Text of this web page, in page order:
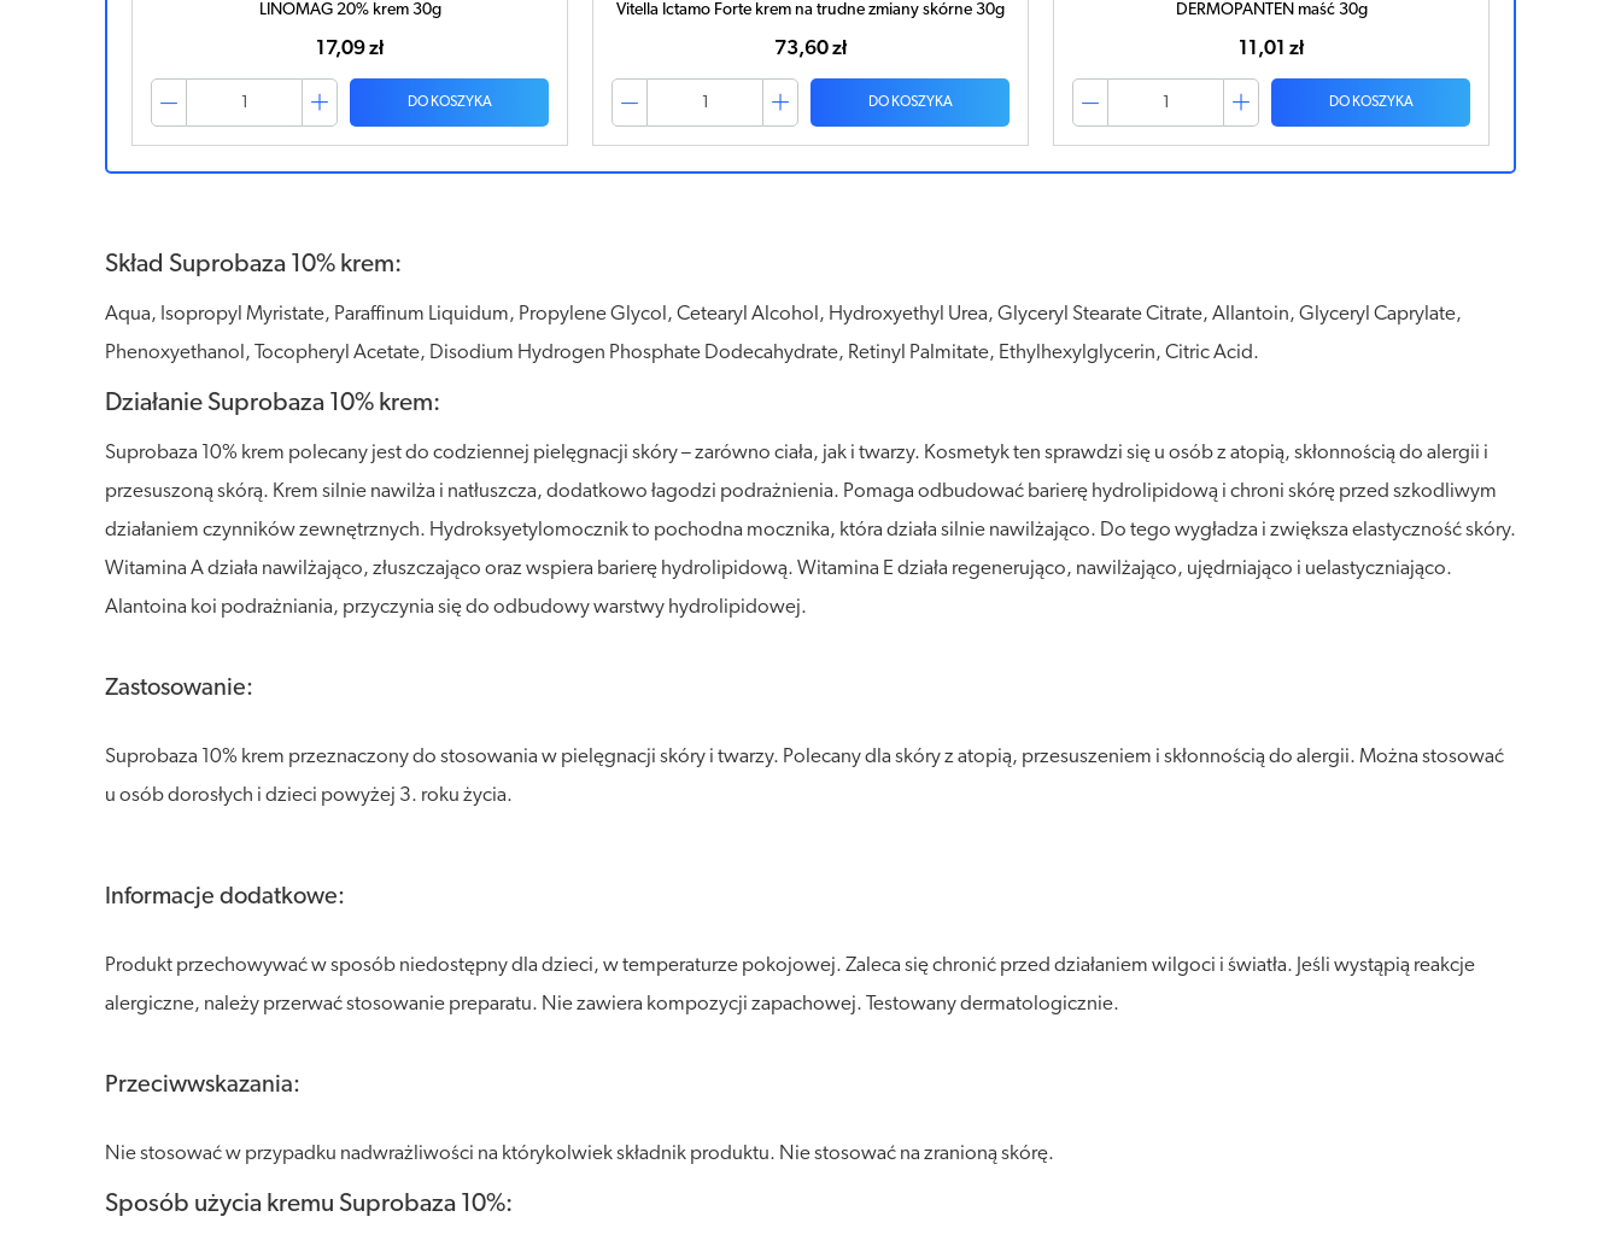
Vitella Ictamo Forte krem na trudne zmiany skórne 30g
73,60 zł
DO KOSZYKA
DERMOPANTEN maść 30g
11,01 zł
DO KOSZYKA
Linetan Plus maść 30g
21,93 zł
DO KOSZYKA
Skład Suprobaza 10% krem:
Aqua, Isopropyl Myristate, Paraffinum Liquidum, Propylene Glycol, Cetearyl Alcohol, Hydroxyethyl Urea, Glyceryl Stearate Citrate, Allantoin, Glyceryl Caprylate,
Phenoxyethanol, Tocopheryl Acetate, Disodium Hydrogen Phosphate Dodecahydrate, Retinyl Palmitate, Ethylhexylglycerin, Citric Acid.
Działanie Suprobaza 10% krem:
Suprobaza 10% krem polecany jest do codziennej pielęgnacji skóry – zarówno ciała, jak i twarzy. Kosmetyk ten sprawdzi się u osób z atopią, skłonnością do alergii i
przesuszoną skórą. Krem silnie nawilża i natłuszcza, dodatkowo łagodzi podrażnienia. Pomaga odbudować barierę hydrolipidową i chroni skórę przed szkodliwym
działaniem czynników zewnętrznych. Hydroksyetylomocznik to pochodna mocznika, która działa silnie nawilżająco. Do tego wygładza i zwiększa elastyczność skóry.
Witamina A działa nawilżająco, złuszczająco oraz wspiera barierę hydrolipidową. Witamina E działa regenerująco, nawilżająco, ujędrniająco i uelastyczniająco.
Alantoina koi podrażniania, przyczynia się do odbudowy warstwy hydrolipidowej.
Zastosowanie:
Suprobaza 10% krem przeznaczony do stosowania w pielęgnacji skóry i twarzy. Polecany dla skóry z atopią, przesuszeniem i skłonnością do alergii. Można stosować
u osób dorosłych i dzieci powyżej 3. roku życia.
Informacje dodatkowe:
Produkt przechowywać w sposób niedostępny dla dzieci, w temperaturze pokojowej. Zaleca się chronić przed działaniem wilgoci i światła. Jeśli wystąpią reakcje
alergiczne, należy przerwać stosowanie preparatu. Nie zawiera kompozycji zapachowej. Testowany dermatologicznie.
Przeciwwskazania:
Nie stosować w przypadku nadwrażliwości na którykolwiek składnik produktu. Nie stosować na zranioną skórę.
Sposób użycia kremu Suprobaza 10%: